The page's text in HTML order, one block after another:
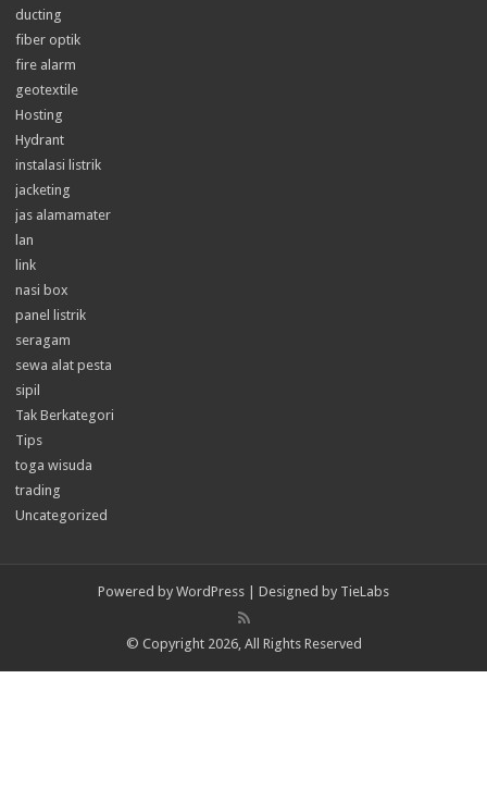
ducting
fiber optik
fire alarm
geotextile
Hosting
Hydrant
instalasi listrik
jacketing
jas alamamater
lan
link
nasi box
panel listrik
seragam
sewa alat pesta
sipil
Tak Berkategori
Tips
toga wisuda
trading
Uncategorized
Powered by WordPress | Designed by TieLabs
© Copyright 2026, All Rights Reserved